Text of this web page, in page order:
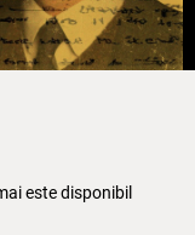
este disponibil